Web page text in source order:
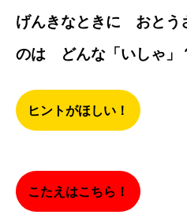
げんきなときに おとう
のは どんな「いしゃ」
ヒントがほしい！
こたえはこちら！